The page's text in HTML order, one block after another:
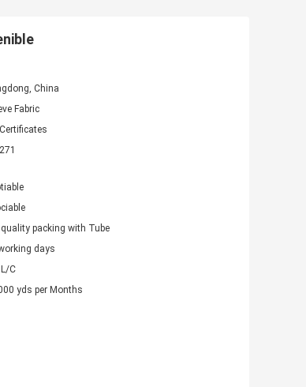
China
Fabric
quality packing with Tube
days
C
yds per Months